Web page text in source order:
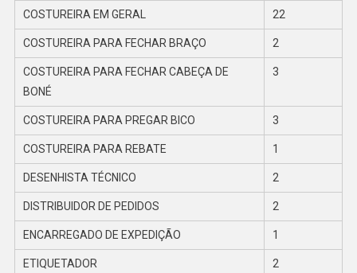
COSTUREIRA EM GERAL 22
COSTUREIRA PARA FECHAR BRAÇO 2
COSTUREIRA PARA FECHAR CABEÇA DE
BONÉ
3
COSTUREIRA PARA PREGAR BICO 3
COSTUREIRA PARA REBATE 1
DESENHISTA TÉCNICO 2
DISTRIBUIDOR DE PEDIDOS 2
ENCARREGADO DE EXPEDIÇÃO 1
ETIQUETADOR 2